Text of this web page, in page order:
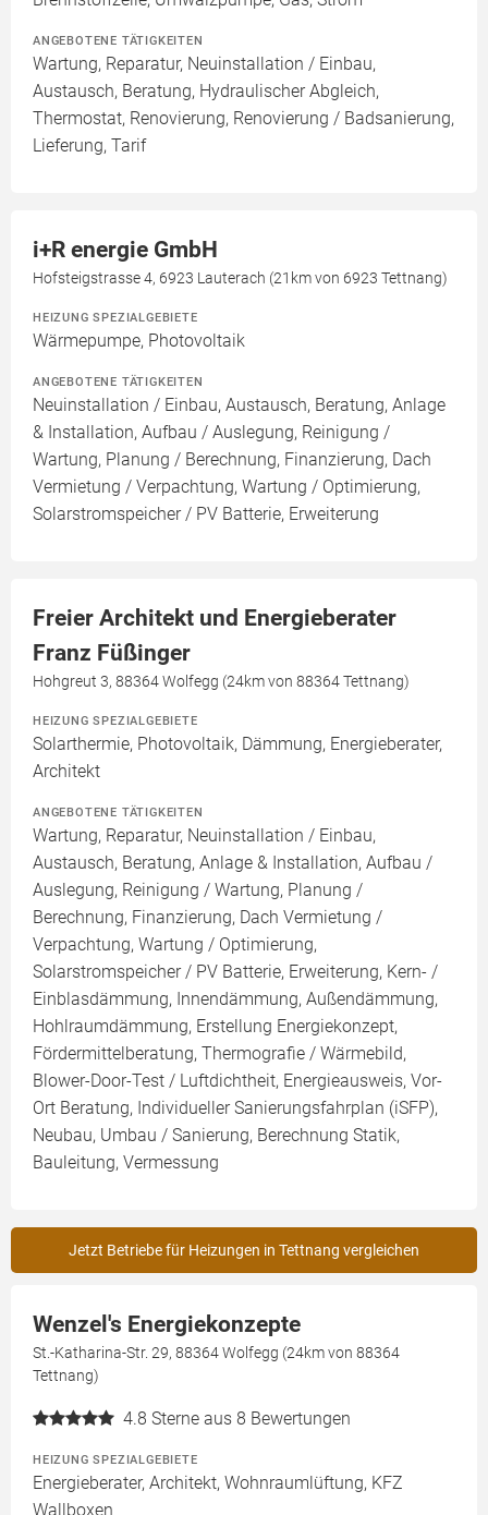
ANGEBOTENE TÄTIGKEITEN
Wartung, Reparatur, Neuinstallation / Einbau,
Austausch, Beratung, Hydraulischer Abgleich,
Thermostat, Renovierung, Renovierung / Badsanierung,
Lieferung, Tarif
i+R energie GmbH
Hofsteigstrasse 4, 6923 Lauterach (21km von 6923 Tettnang)
HEIZUNG SPEZIALGEBIETE
Wärmepumpe, Photovoltaik
ANGEBOTENE TÄTIGKEITEN
Neuinstallation / Einbau, Austausch, Beratung, Anlage
& Installation, Aufbau / Auslegung, Reinigung /
Wartung, Planung / Berechnung, Finanzierung, Dach
Vermietung / Verpachtung, Wartung / Optimierung,
Solarstromspeicher / PV Batterie, Erweiterung
Freier Architekt und Energieberater
Franz Füßinger
Hohgreut 3, 88364 Wolfegg (24km von 88364 Tettnang)
HEIZUNG SPEZIALGEBIETE
Solarthermie, Photovoltaik, Dämmung, Energieberater,
Architekt
ANGEBOTENE TÄTIGKEITEN
Wartung, Reparatur, Neuinstallation / Einbau,
Austausch, Beratung, Anlage & Installation, Aufbau /
Auslegung, Reinigung / Wartung, Planung /
Berechnung, Finanzierung, Dach Vermietung /
Verpachtung, Wartung / Optimierung,
Solarstromspeicher / PV Batterie, Erweiterung, Kern- /
Einblasdämmung, Innendämmung, Außendämmung,
Hohlraumdämmung, Erstellung Energiekonzept,
Fördermittelberatung, Thermografie / Wärmebild,
Blower-Door-Test / Luftdichtheit, Energieausweis, Vor-
Ort Beratung, Individueller Sanierungsfahrplan (iSFP),
Neubau, Umbau / Sanierung, Berechnung Statik,
Bauleitung, Vermessung
Jetzt Betriebe für Heizungen in Tettnang vergleichen
Wenzel's Energiekonzepte
St.-Katharina-Str. 29, 88364 Wolfegg (24km von 88364
Tettnang)
4.8 Sterne aus 8 Bewertungen
HEIZUNG SPEZIALGEBIETE
Energieberater, Architekt, Wohnraumlüftung, KFZ
Wallboxen